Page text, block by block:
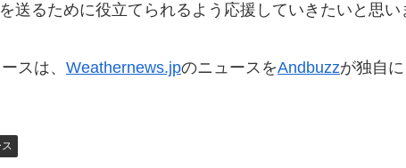
送るために役立てられるよう応援していきたいと思い
スは、 Weathernews.jpのニュースをAndbuzzが独自に